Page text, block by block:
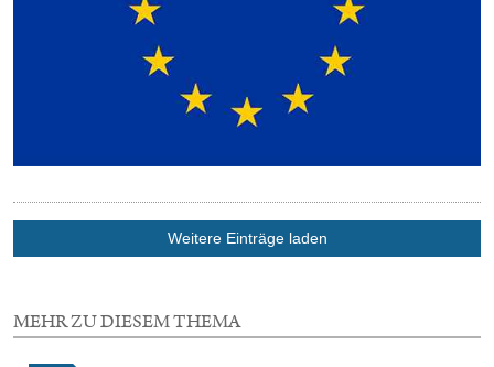
Weitere Einträge laden
MEHR ZU DIESEM THEMA